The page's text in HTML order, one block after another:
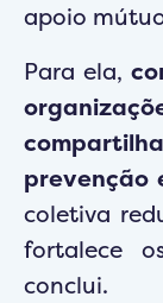
apoio
Para ela,
prevenção
coletiva
fortalece
conclui.